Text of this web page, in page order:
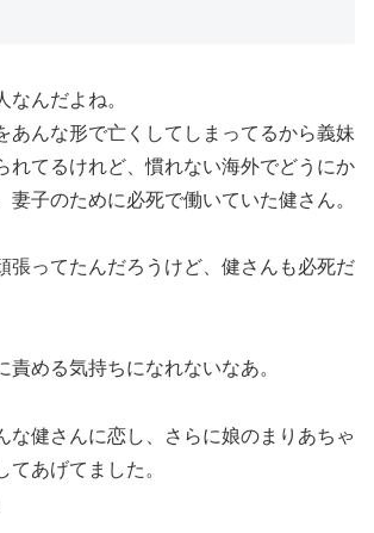
なんだよね。
あんな形で亡くしてしまってるから義妹
れてるけれど、慣れない海外でどうにか
妻子のために必死で働いていた健さん。
張ってたんだろうけど、健さんも必死だ
責める気持ちになれないなあ。
な健さんに恋し、さらに娘のまりあちゃ
てあげてました。